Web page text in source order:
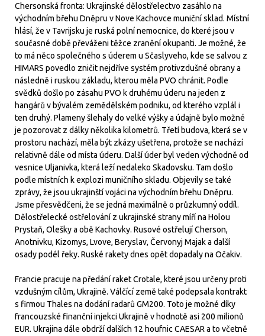
Chersonská fronta: Ukrajinské dělostřelectvo zasáhlo na
východním břehu Dněpru v Nove Kachovce muniční sklad. Místní
hlásí, že v Tavrijsku je ruská polní nemocnice, do které jsou v
současné době převáženi těžce zranění okupanti. Je možné, že
to má něco společného s úderem u Sčaslyveho, kde se salvou z
HIMARS povedlo zničit nejdříve systém protivzdušné obrany a
následně i ruskou základu, kterou měla PVO chránit. Podle
svědků došlo po zásahu PVO k druhému úderu na jeden z
hangárů v bývalém zemědělském podniku, od kterého vzplál i
ten druhý. Plameny šlehaly do velké výšky a údajně bylo možné
je pozorovat z dálky několika kilometrů. Třetí budova, která se v
prostoru nachází, měla být zkázy ušetřena, protože se nachází
relativně dále od místa úderu. Další úder byl veden východně od
vesnice Uljanivka, která leží nedaleko Skadovsku. Tam došlo
podle místních k explozi muničního skladu. Objevily se také
zprávy, že jsou ukrajinští vojáci na východním břehu Dněpru.
Jsme přesvědčeni, že se jedná maximálně o průzkumný oddíl.
Dělostřelecké ostřelování z ukrajinské strany míří na Holou
Prystaň, Olešky a obě Kachovky. Rusové ostřelují Cherson,
Anotnivku, Kizomys, Lvove, Beryslav, Červonyj Majak a další
osady podél řeky. Ruské rakety dnes opět dopadaly na Očakiv.
Francie pracuje na předání raket Crotale, které jsou určeny proti
vzdušným cílům, Ukrajině. Válčící země také podepsala kontrakt
s firmou Thales na dodání radarů GM200. Toto je možné díky
francouzské finanční injekci Ukrajině v hodnotě asi 200 milionů
EUR. Ukrajina dále obdrží dalších 12 houfnic CAESAR a to včetně